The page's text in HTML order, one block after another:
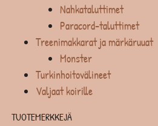
Nahkataluttimet
Paracord-taluttimet
Treenimakkarat ja märkäruuat
Monster
Turkinhoitovälineet
Valjaat koirille
TUOTEMERKKEJÄ